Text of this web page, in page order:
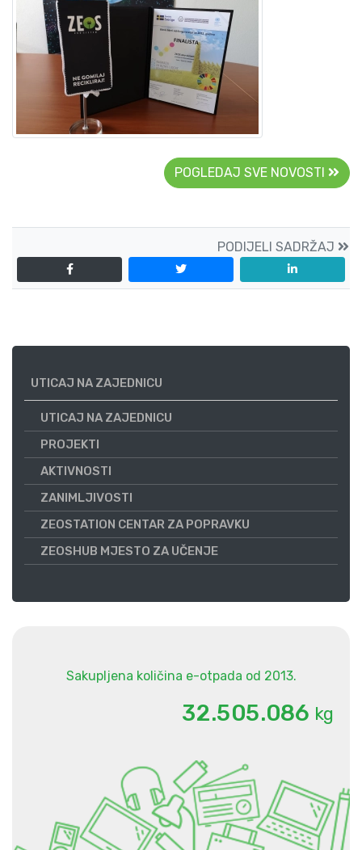
POGLEDAJ SVE NOVOSTI
PODIJELI SADRŽAJ
UTICAJ NA ZAJEDNICU
UTICAJ NA ZAJEDNICU
PROJEKTI
AKTIVNOSTI
ZANIMLJIVOSTI
ZEOSTATION CENTAR ZA POPRAVKU
ZEOSHUB MJESTO ZA UČENJE
Sakupljena količina e-otpada od 2013.
32.505.086 kg